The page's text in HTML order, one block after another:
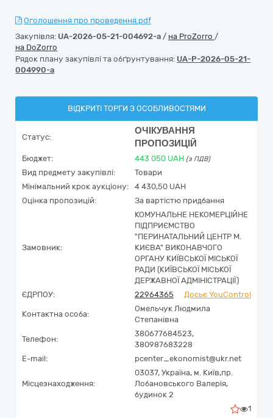
Оголошення про проведення.pdf
Закупівля: UA-2026-05-21-004692-a / на ProZorro /
на DoZorro
Рядок плану закупівлі та обґрунтування: UA-P-2026-05-21-
004990-a
ВІДКРИТІ ТОРГИ З ОСОБЛИВОСТЯМИ
Статус:
ОЧІКУВАННЯ
ПРОПОЗИЦІЙ
Бюджет: 443 050 UAH (з ПДВ)
Вид предмету закупівлі:
Товари
Мінімальний крок аукціону:
4 430,50 UAH
Оцінка пропозицій:
За вартістю придбання
Замовник:
КОМУНАЛЬНЕ НЕКОМЕРЦІЙНЕ
ПІДПРИЄМСТВО
"ПЕРИНАТАЛЬНИЙ ЦЕНТР М.
КИЄВА" ВИКОНАВЧОГО
ОРГАНУ КИЇВСЬКОЇ МІСЬКОЇ
РАДИ (КИЇВСЬКОЇ МІСЬКОЇ
ДЕРЖАВНОЇ АДМІНІСТРАЦІЇ)
ЄДРПОУ:
22964365 Досьє YouControl
Контактна особа:
Омельчук Людмила
Степанівна
Телефон:
380677684523,
380987683228
E-mail:
pcenter_ekonomist@ukr.net
Місцезнаходження:
03037, Україна, м. Київ,пр.
Лобановського Валерія,
будинок 2
1